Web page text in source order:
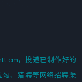
，投递已制作好的
勾、猎聘等网络招聘渠